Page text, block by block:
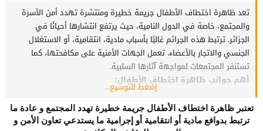
تعد ظاهرة اختطاف الأطفال جريمة خطيرة ومنتشرة تهدد أمن الأسرة
والمجتمع، خاصة في الدول النامية، حيث يرتفع انتشارها أحيانًا في
الجزائر. ترتبط هذه الجرائم غالبًا بأسباب مادية، انتقامية، أو الاستغلال
الجنسي والاتجار بالأعضاء. تعمل الجهات الأمنية على مكافحتها، كما
تستنفر المجتمعات لمواجهة آثارها السلبية.
أهم جوانب ظاهرة اختطاف الأطفال:
التعريف:هي انتزاع طفل (قاصر) من حضانة والديه أو الأوصياء
عليه قانونياً دون وجه حق.
تصنيف الخطف:
إضغط للتوسيع...
تعتبر ظاهرة اختطاف الأطفال جريمة خطيرة تهدد المجتمع و عادة ما
ترتبط بدوافع مادية أو انتقامية أو إجرامية ما يستدعي تعاون الأمن و